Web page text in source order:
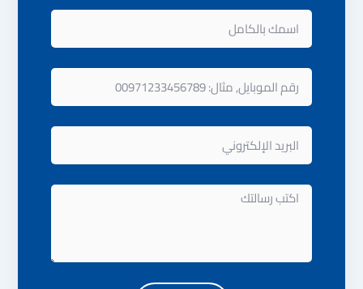
اسمك
بالكامل
رقم
الموبايل
البريد
الإلكتروني
اكتب
رسالتك